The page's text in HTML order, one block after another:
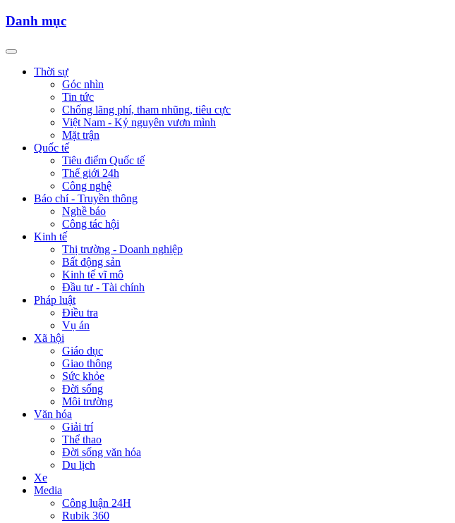
Danh mục
Thời sự
Góc nhìn
Tin tức
Chống lãng phí, tham nhũng, tiêu cực
Việt Nam - Kỷ nguyên vươn mình
Mặt trận
Quốc tế
Tiêu điểm Quốc tế
Thế giới 24h
Công nghệ
Báo chí - Truyền thông
Nghề báo
Công tác hội
Kinh tế
Thị trường - Doanh nghiệp
Bất động sản
Kinh tế vĩ mô
Đầu tư - Tài chính
Pháp luật
Điều tra
Vụ án
Xã hội
Giáo dục
Giao thông
Sức khỏe
Đời sống
Môi trường
Văn hóa
Giải trí
Thể thao
Đời sống văn hóa
Du lịch
Xe
Media
Công luận 24H
Rubik 360